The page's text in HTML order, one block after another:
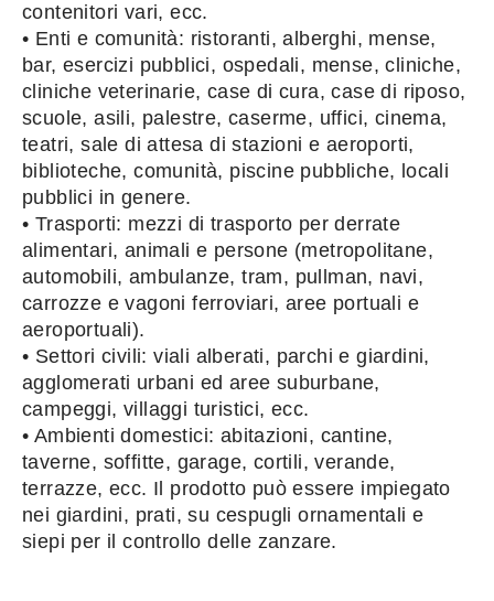
contenitori vari, ecc.
• Enti e comunità: ristoranti, alberghi, mense,
bar, esercizi pubblici, ospedali, mense, cliniche,
cliniche veterinarie, case di cura, case di riposo,
scuole, asili, palestre, caserme, uffici, cinema,
teatri, sale di attesa di stazioni e aeroporti,
biblioteche, comunità, piscine pubbliche, locali
pubblici in genere.
• Trasporti: mezzi di trasporto per derrate
alimentari, animali e persone (metropolitane,
automobili, ambulanze, tram, pullman, navi,
carrozze e vagoni ferroviari, aree portuali e
aeroportuali).
• Settori civili: viali alberati, parchi e giardini,
agglomerati urbani ed aree suburbane,
campeggi, villaggi turistici, ecc.
• Ambienti domestici: abitazioni, cantine,
taverne, soffitte, garage, cortili, verande,
terrazze, ecc. Il prodotto può essere impiegato
nei giardini, prati, su cespugli ornamentali e
siepi per il controllo delle zanzare.